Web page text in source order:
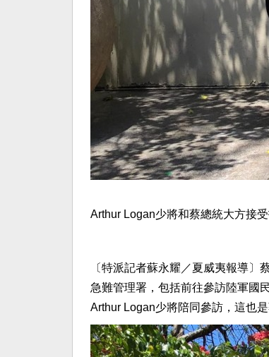
Arthur Logan少將和蔡總統大方接
〔特派記者蘇永耀／夏威夷報導
急難管理署，包括前往參訪陸軍國
Arthur Logan少將陪同參訪，這也